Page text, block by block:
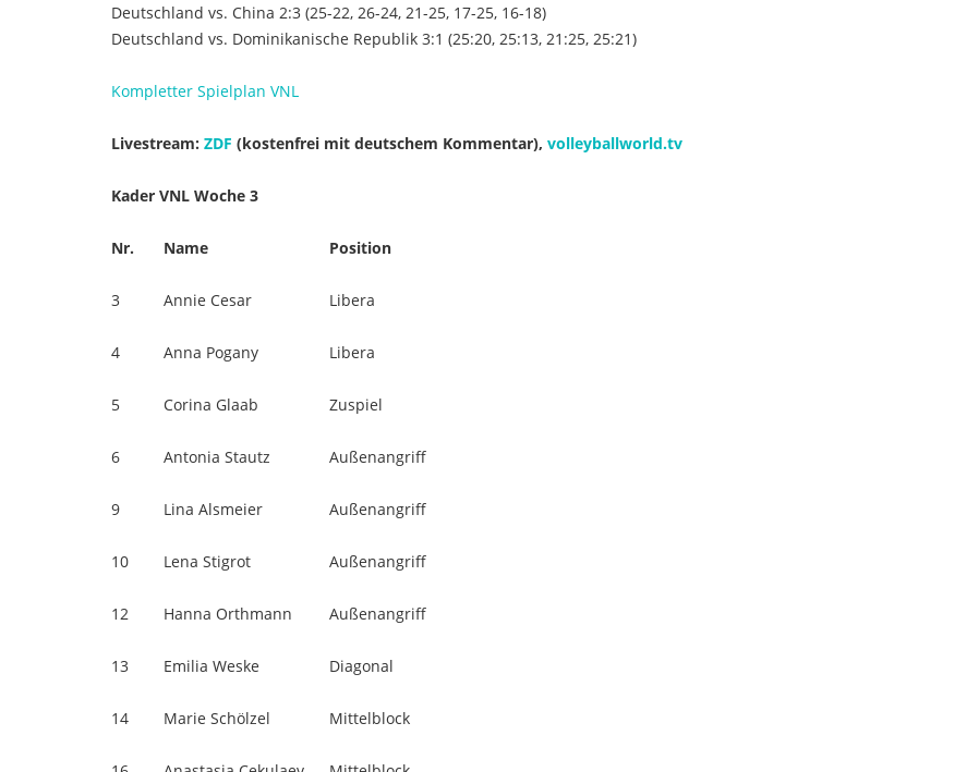
Deutschland vs. China 2:3 (25-22, 26-24, 21-25, 17-25, 16-18)
Deutschland vs. Dominikanische Republik 3:1 (25:20, 25:13, 21:25, 25:21)
Kompletter Spielplan VNL
Livestream: ZDF (kostenfrei mit deutschem Kommentar), volleyballworld.tv
Kader VNL Woche 3
Nr. Name Position
3 Annie Cesar Libera
4 Anna Pogany Libera
5 Corina Glaab Zuspiel
6 Antonia Stautz Außenangriff
9 Lina Alsmeier Außenangriff
10 Lena Stigrot Außenangriff
12 Hanna Orthmann Außenangriff
13 Emilia Weske Diagonal
14 Marie Schölzel Mittelblock